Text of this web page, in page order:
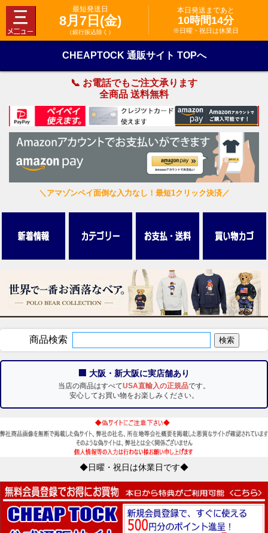
最短発送日
8月7日(金)
（銀行振込除く）
本日発送まであと
10時間14分
※日曜・祝日は休業日
CHEAPTOCK 通販サイト TOPへ
📞 お電話でもご注文承ります
全商品 送料無料
＼アマゾンペイ面倒な入力なし！最短1クリック決済／
商品検索
🏢 大阪・新大阪に実店舗あり
当店の商品はすべてUSA直輸入の正規品です。
安心してお買い物をお楽しみください。
◆日曜・祝日は休業日です◆